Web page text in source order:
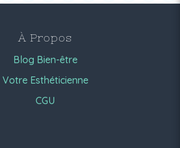
À Propos
Blog Bien-être
Votre Esthéticienne
CGU